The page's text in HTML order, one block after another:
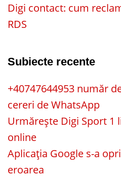
Digi contact: cum
RDS
Subiecte recente
+40747644953 număr
cereri de WhatsApp
Urmărește Digi Sport 1
online
Aplicația Google s-a
eroarea